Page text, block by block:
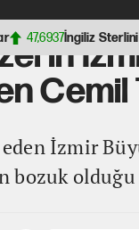
47,6937İngiliz Sterlini
Cemil
İzmir
bozuk